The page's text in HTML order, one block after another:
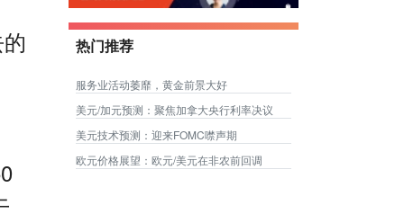
热门推荐
服务业活动萎靡，黄金前景大好
美元/加元预测：聚焦加拿大央行利率决议
美元技术预测：迎来FOMC噤声期
欧元价格展望：欧元/美元在非农前回调